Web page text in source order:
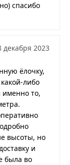
спасибо
декабря 2023
ёлочку,
либо
именно то,
высоты, но
и
была во